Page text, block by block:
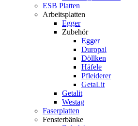
ESB Platten
Arbeitsplatten
Egger
Zubehör
Egger
Duropal
Döllken
Häfele
Pfleiderer
GetaLit
Getalit
Westag
Faserplatten
Fensterbänke